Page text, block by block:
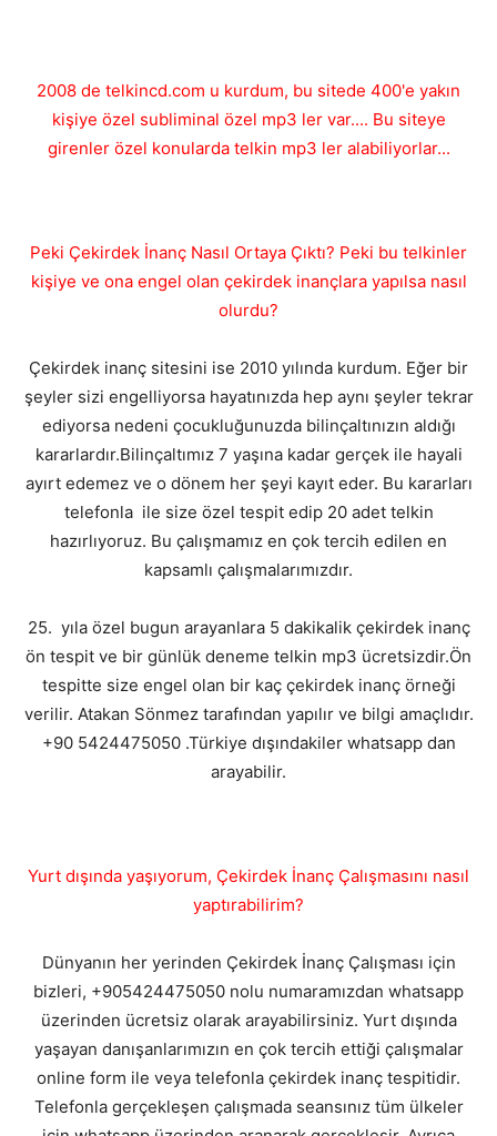
2008 de telkincd.com u kurdum, bu sitede 400'e yakın
kişiye özel subliminal özel mp3 ler var.... Bu siteye
girenler özel konularda telkin mp3 ler alabiliyorlar...
Peki Çekirdek İnanç Nasıl Ortaya Çıktı? Peki bu telkinler
kişiye ve ona engel olan çekirdek inançlara yapılsa nasıl
olurdu?
Çekirdek inanç sitesini ise 2010 yılında kurdum. Eğer bir
şeyler sizi engelliyorsa hayatınızda hep aynı şeyler tekrar
ediyorsa nedeni çocukluğunuzda bilinçaltınızın aldığı
kararlardır.Bilinçaltımız 7 yaşına kadar gerçek ile hayali
ayırt edemez ve o dönem her şeyi kayıt eder. Bu kararları
telefonla ile size özel tespit edip 20 adet telkin
hazırlıyoruz. Bu çalışmamız en çok tercih edilen en
kapsamlı çalışmalarımızdır.
25. yıla özel bugun arayanlara 5 dakikalik çekirdek inanç
ön tespit ve bir günlük deneme telkin mp3 ücretsizdir.Ön
tespitte size engel olan bir kaç çekirdek inanç örneği
verilir. Atakan Sönmez tarafından yapılır ve bilgi amaçlıdır.
+90 5424475050 .Türkiye dışındakiler whatsapp dan
arayabilir.
Yurt dışında yaşıyorum, Çekirdek İnanç Çalışmasını nasıl
yaptırabilirim?
Dünyanın her yerinden Çekirdek İnanç Çalışması için
bizleri, +905424475050 nolu numaramızdan whatsapp
üzerinden ücretsiz olarak arayabilirsiniz. Yurt dışında
yaşayan danışanlarımızın en çok tercih ettiği çalışmalar
online form ile veya telefonla çekirdek inanç tespitidir.
Telefonla gerçekleşen çalışmada seansınız tüm ülkeler